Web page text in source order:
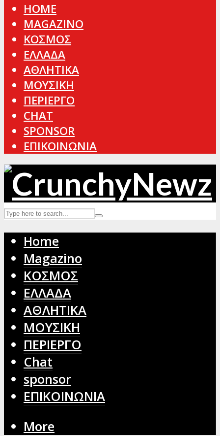
HOME
MAGAZINO
ΚΟΣΜΟΣ
ΕΛΛΑΔΑ
ΑΘΛΗΤΙΚΑ
ΜΟΥΣΙΚΗ
ΠΕΡΙΕΡΓΟ
CHAT
SPONSOR
ΕΠΙΚΟΙΝΩΝΙΑ
Home
Magazino
ΚΟΣΜΟΣ
ΕΛΛΑΔΑ
ΑΘΛΗΤΙΚΑ
ΜΟΥΣΙΚΗ
ΠΕΡΙΕΡΓΟ
Chat
sponsor
ΕΠΙΚΟΙΝΩΝΙΑ
More